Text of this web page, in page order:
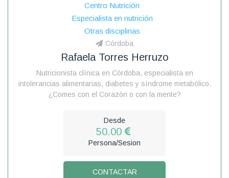
Centro Nutrición
Especialista en nutrición
Otras disciplinas
Córdoba
Rafaela Torres Herruzo
Nutricionista clínica en Córdoba, especialista en
intolerancias alimentarias, diabetes y síndrome metabólico.
¿Comes con el Corazón o con la mente?
Desde
50.00
Persona/Sesion
CONTACTAR